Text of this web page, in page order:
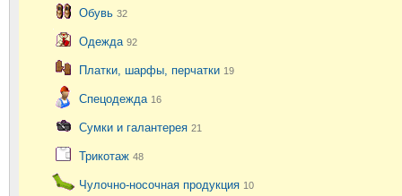
Обувь 32
Одежда 92
Платки, шарфы, перчатки 19
Спецодежда 16
Сумки и галантерея 21
Трикотаж 48
Чулочно-носочная продукция 10